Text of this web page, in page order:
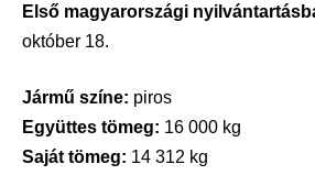
Első magyarországi
október 18.
Jármű színe: piros
Együttes tömeg: 16 000 kg
Saját tömeg: 14 312 kg